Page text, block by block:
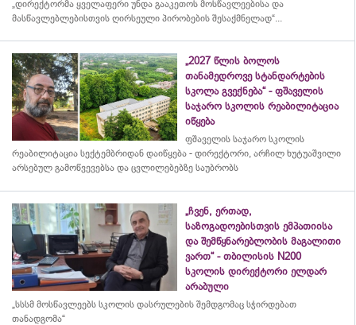
„დირექტორმა ყველაფერი უნდა გააკეთოს მოსწავლეებისა და
მასწავლებლებისთვის ღირსეული პირობების შესაქმნელად“...
„2027 წლის ბოლოს
თანამედროვე სტანდარტების
სკოლა გვექნება“ - ფშაველის
საჯარო სკოლის რეაბილიტაცია
იწყება
ფშაველის საჯარო სკოლის
რეაბილიტაცია სექტემბრიდან დაიწყება - დირექტორი, არჩილ ხუტუაშვილი
არსებულ გამოწვევებსა და ცვლილებებზე საუბრობს
„ჩვენ, ერთად,
საზოგადოებისთვის ემპათიისა
და შემწყნარებლობის მაგალითი
ვართ“ - თბილისის N200
სკოლის დირექტორი ელდარ
არაბული
„სსსმ მოსწავლეებს სკოლის დასრულების შემდგომაც სჭირდებათ
თანადგომა“